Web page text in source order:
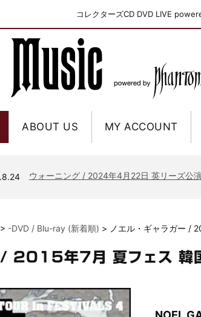
コレクターズCD DVD LIVE
ABOUT US MY ACCOUNT
ジャーニー / 1979年5月8+9日 コロラド州 2
ウォーニング / 2024年4月22日 英リーズ公
スコーピオンズ / 2024年6月15日 リスボン
マネスキン / 2024年6月9日 ドイツ ROCK
ユーライア・ヒープ / 2023年8月3日 ドイツ
> -DVD / Blu-ray (新着順) > ノエル・ギャラガー /
/ 2015年7月 夏フェス 韓